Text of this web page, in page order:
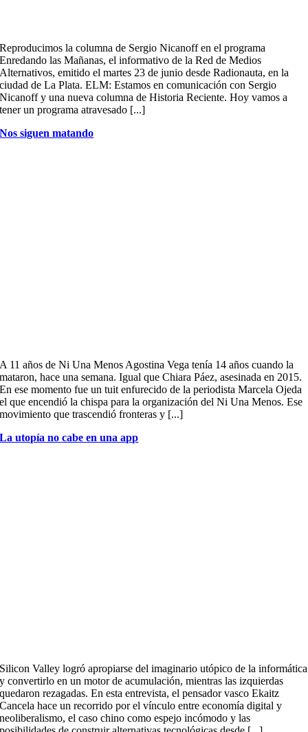
Reproducimos la columna de Sergio Nicanoff en el programa
Enredando las Mañanas, el informativo de la Red de Medios
Alternativos, emitido el martes 23 de junio desde Radionauta, en la
ciudad de La Plata. ELM: Estamos en comunicación con Sergio
Nicanoff y una nueva columna de Historia Reciente. Hoy vamos a
tener un programa atravesado [...]
Nos siguen matando
A 11 años de Ni Una Menos Agostina Vega tenía 14 años cuando la
mataron, hace una semana. Igual que Chiara Páez, asesinada en 2015.
En ese momento fue un tuit enfurecido de la periodista Marcela Ojeda
el que encendió la chispa para la organización del Ni Una Menos. Ese
movimiento que trascendió fronteras y [...]
La utopía no cabe en una app
Silicon Valley logró apropiarse del imaginario utópico de la informática
y convertirlo en un motor de acumulación, mientras las izquierdas
quedaron rezagadas. En esta entrevista, el pensador vasco Ekaitz
Cancela hace un recorrido por el vínculo entre economía digital y
neoliberalismo, el caso chino como espejo incómodo y las